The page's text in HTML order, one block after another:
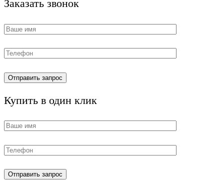
Заказать звонок
Купить в один клик